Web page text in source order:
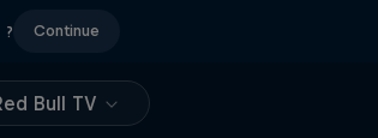
? Continue
Bull TV